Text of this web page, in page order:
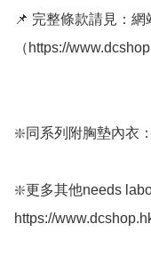
📌 完整條款請見：網
（https://
❇️同系列附胸墊內衣
❇️更多其他needs labo
https://